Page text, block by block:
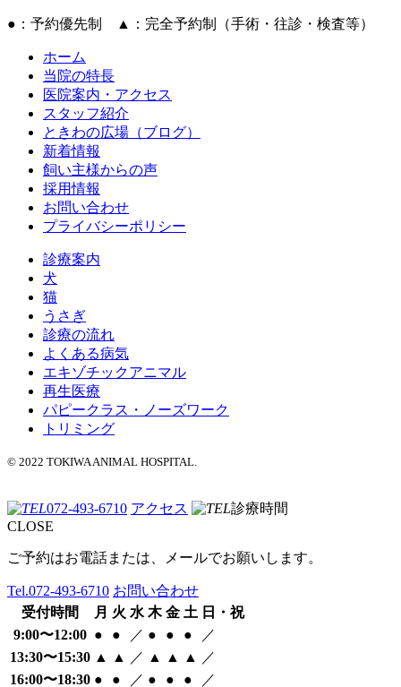
●：予約優先制 ▲：完全予約制（手術・往診・検査等）
ホーム
当院の特長
医院案内・アクセス
スタッフ紹介
ときわの広場（ブログ）
新着情報
飼い主様からの声
採用情報
お問い合わせ
プライバシーポリシー
診療案内
犬
猫
うさぎ
診療の流れ
よくある病気
エキゾチックアニマル
再生医療
パピークラス・ノーズワーク
トリミング
© 2022 TOKIWA ANIMAL HOSPITAL.
072-493-6710 アクセス
診療時間
CLOSE
ご予約はお電話または、メールでお願いします。
Tel.072-493-6710 お問い合わせ
受付時間
月 火 水 木 金 土 日・祝
9:00〜12:00 ● ● ／ ● ● ●
／
13:30〜15:30 ▲ ▲ ／ ▲ ▲ ▲
／
16:00〜18:30 ● ● ／ ● ● ● ／